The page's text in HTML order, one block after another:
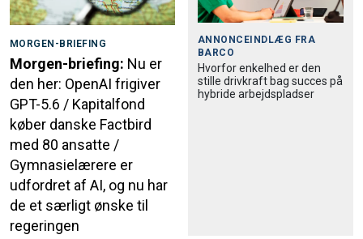
MORGEN-BRIEFING
Morgen-briefing: Nu er
den her: OpenAI frigiver
GPT-5.6 / Kapitalfond
køber danske Factbird
med 80 ansatte /
Gymnasielærere er
udfordret af AI, og nu har
de et særligt ønske til
regeringen
ANNONCEINDLÆG FRA
BARCO
Hvorfor enkelhed er den
stille drivkraft bag succes på
hybride arbejdspladser